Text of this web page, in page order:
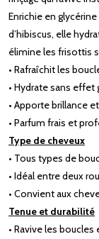
Enrichie en
d’hibiscus, elle
élimine les frisottis
• Rafraîchit les
• Hydrate sans effet
• Apporte brillance
• Parfum frais et
Type de cheveux
• Tous types de
• Idéal entre deux
• Convient aux
Tenue et durabilité
• Ravive les